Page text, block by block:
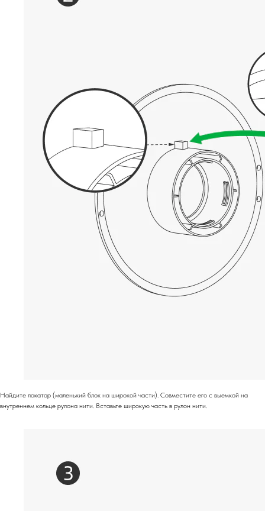
Найдите локатор (маленький блок на широкой части). Совместите его с выемкой на
внутреннем кольце рулона нити. Вставьте широкую часть в рулон нити.